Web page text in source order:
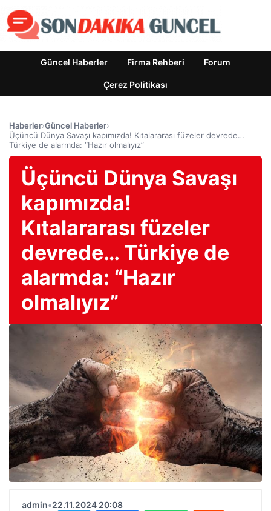
Güncel Haberler Firma Rehberi Forum
Çerez Politikası
Haberler›Güncel Haberler›
Üçüncü Dünya Savaşı kapımızda! Kıtalararası füzeler devrede…
Türkiye de alarmda: “Hazır olmalıyız”
Üçüncü Dünya Savaşı
kapımızda!
Kıtalararası füzeler
devrede… Türkiye de
alarmda: “Hazır
olmalıyız”
admin•22.11.2024 20:08